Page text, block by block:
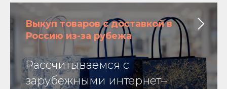
Выкуп товаров с доставкой в
Россию из-за рубежа
Рассчитываемся с
зарубежными интернет–